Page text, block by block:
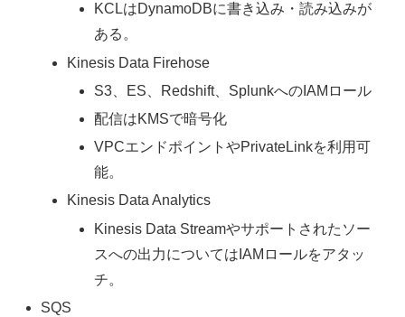
KCLはDynamoDBに書き込み・読み込みが
ある。
Kinesis Data Firehose
S3、ES、Redshift、SplunkへのIAMロール
配信はKMSで暗号化
VPCエンドポイントやPrivateLinkを利用可
能。
Kinesis Data Analytics
Kinesis Data Streamやサポートされたソー
スへの出力についてはIAMロールをアタッ
チ。
SQS